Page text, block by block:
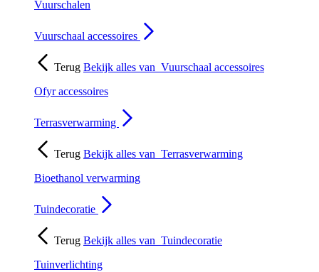
Vuurschalen
Vuurschaal accessoires
Terug Bekijk alles van Vuurschaal accessoires
Ofyr accessoires
Terrasverwarming
Terug Bekijk alles van Terrasverwarming
Bioethanol verwarming
Tuindecoratie
Terug Bekijk alles van Tuindecoratie
Tuinverlichting